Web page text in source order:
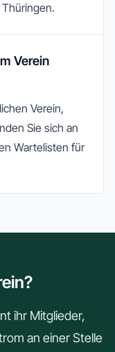
Verein
Verein,
Sie sich an
Wartelisten für
ihr Mitglieder,
an einer Stelle